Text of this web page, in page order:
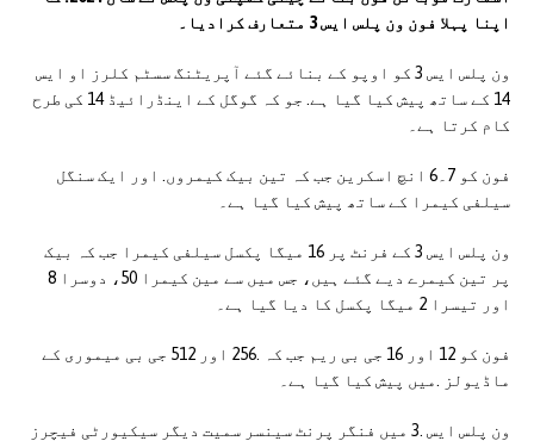
اپنا پہلا فون ون پلس ایس 3 متعارف کرادیا۔
ون پلس ایس 3 کو اوپو کے بنائے گئے آپریٹنگ سسٹم کلرز او ایس
14 کے ساتھ پیش کیا گیا ہے. جو کہ گوگل کے اینڈرائیڈ 14 کی طرح
کام کرتا ہے۔
فون کو 7۔6 انچ اسکرین جب کہ تین بیک کیمروں. اور ایک سنگل
سیلفی کیمرا کے ساتھ پیش کیا گیا ہے۔
ون پلس ایس 3 کے فرنٹ پر 16 میگا پکسل سیلفی کیمرا جب کہ بیک
پر تین کیمرے دیے گئے ہیں، جس میں سے مین کیمرا 50، دوسرا 8
اور تیسرا 2 میگا پکسل کا دیا گیا ہے۔
فون کو 12 اور 16 جی بی ریم جب کہ .256 اور 512 جی بی میموری کے
ماڈیولز .میں پیش کیا گیا ہے۔
ون پلس ایس .3 میں فنگر پرنٹ سینسر سمیت دیگر سیکیورٹی فیچرز